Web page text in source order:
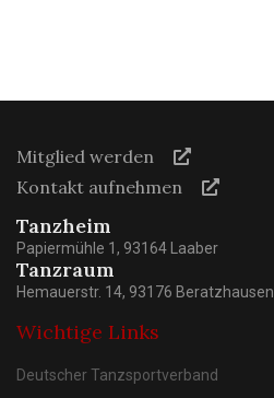
Mitglied werden
Kontakt aufnehmen
Tanzheim
Papiermühle 1, 93164 Laaber
Tanzraum
Hemauerstr. 14, 93176 Beratzhausen
Wichtige Links
Deutscher Tanzsportverband